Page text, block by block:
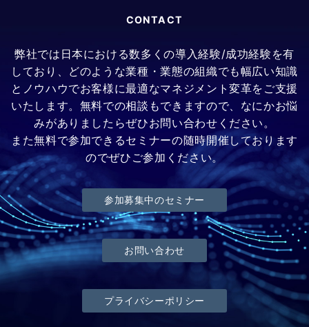
CONTACT
弊社では日本における数多くの導入経験/成功経験を有
しており、どのような業種・業態の組織でも幅広い知識
とノウハウでお客様に最適なマネジメント変革をご支援
いたします。無料での相談もできますので、なにかお悩
みがありましたらぜひお問い合わせください。
また無料で参加できるセミナーの随時開催しております
のでぜひご参加ください。
参加募集中のセミナー
お問い合わせ
プライバシーポリシー